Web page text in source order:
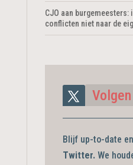
CJO aan
conflicten niet naar de
Volgen
Blijf up-to-date
Twitter. We